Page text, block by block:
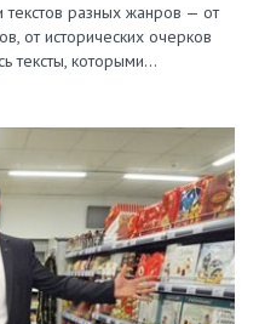
разных жанров — от
от исторических очерков
тексты, которыми…